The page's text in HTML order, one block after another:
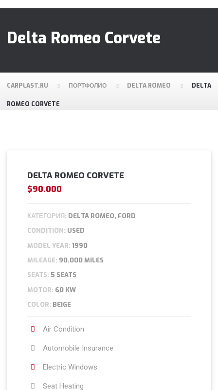
Delta Romeo Corvete
CARPLAST.RU ПОРТФОЛИО DELTA ROMEO DELTA
ROMEO CORVETE
DELTA ROMEO CORVETE
$90.000
КАТЕГОРИЯ: DELTA ROMEO, FORD
CONDITION: USED
MODEL YEAR: 1990
MILEAGE: 90.000 MILES
SEATS: 5 SEATS
MOTOR: 60 KW
COLOR: BEIGE
Air Condition
Automobile Insurance
Electric Windows
Seat Heating